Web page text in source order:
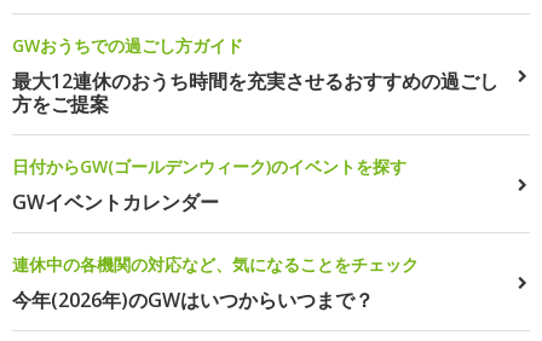
GWおうちでの過ごし方ガイド
最大12連休のおうち時間を充実させるおすすめの過ごし
方をご提案
日付からGW(ゴールデンウィーク)のイベントを探す
GWイベントカレンダー
連休中の各機関の対応など、気になることをチェック
今年(2026年)のGWはいつからいつまで？